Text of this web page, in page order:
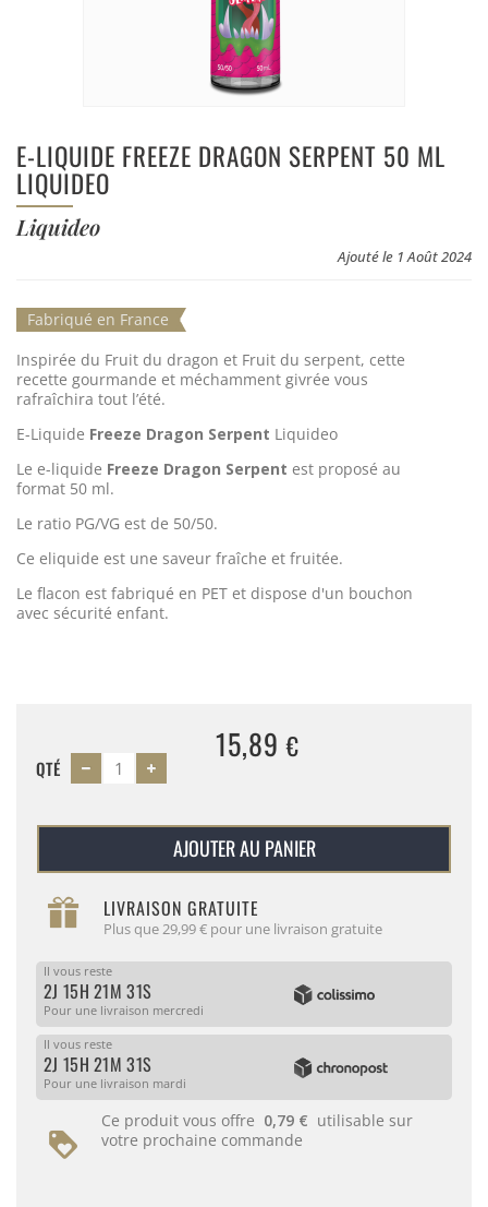
E-LIQUIDE FREEZE DRAGON SERPENT 50 ML
LIQUIDEO
Liquideo
Ajouté le 1 Août 2024
Fabriqué en France
Inspirée du Fruit du dragon et Fruit du serpent, cette
recette gourmande et méchamment givrée vous
rafraîchira tout l’été.
E-Liquide Freeze Dragon Serpent Liquideo
Le e-liquide Freeze Dragon Serpent est proposé au
format 50 ml.
Le ratio PG/VG est de 50/50.
Ce eliquide est une saveur fraîche et fruitée.
Le flacon est fabriqué en PET et dispose d'un bouchon
avec sécurité enfant.
QTÉ
15,89€
AJOUTER AU PANIER
LIVRAISON GRATUITE
Plus que 29,99 € pour une livraison gratuite
Il vous reste
2J 15H 21M 31S
Pour une livraison mercredi
Il vous reste
2J 15H 21M 31S
Pour une livraison mardi
Ce produit vous offre 0,79 € utilisable sur
votre prochaine commande